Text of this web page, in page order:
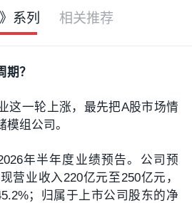
系列 相关推荐
？
这一轮上涨，最先把A股市场情
组公司。
年半年度业绩预告。公司预
营业收入220亿元至250亿元，
；归属于上市公司股东的净